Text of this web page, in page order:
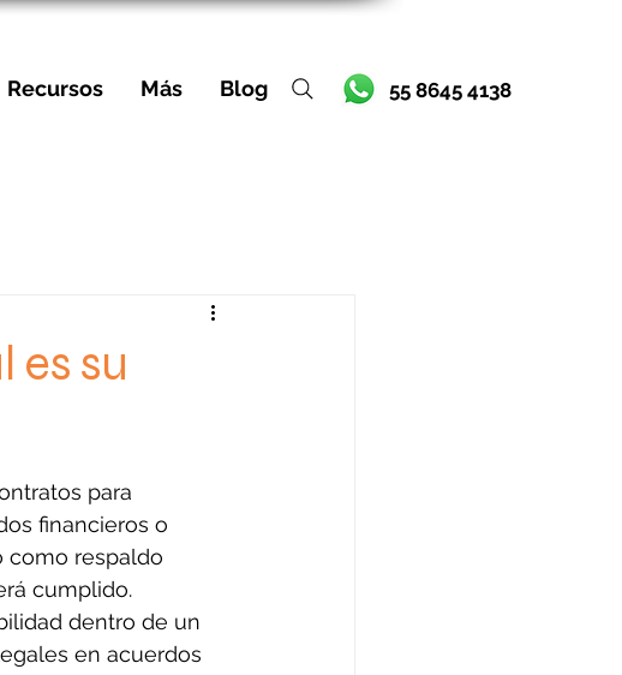
Recursos Más Blog 55 8645 4138
es su
para
financieros o
como respaldo
cumplido.
dentro de un
en acuerdos